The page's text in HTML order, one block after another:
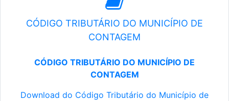
CÓDIGO TRIBUTÁRIO DO MUNICÍPIO DE
CONTAGEM
CÓDIGO TRIBUTÁRIO DO MUNICÍPIO DE
CONTAGEM
Download do Código Tributário do Município de